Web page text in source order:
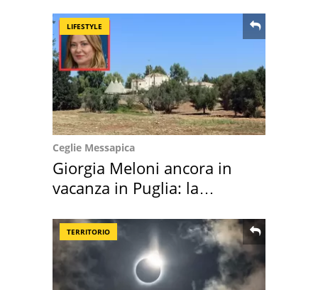
LIFESTYLE
Ceglie Messapica
Giorgia Meloni ancora in
vacanza in Puglia: la
TERRITORIO